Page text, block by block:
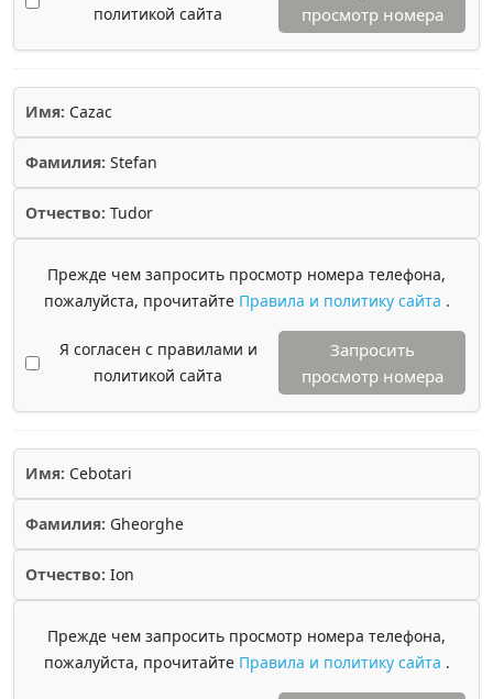
политикой сайта
просмотр номера
Имя: Cazac
Фамилия: Stefan
Отчество: Tudor
Прежде чем запросить просмотр номера телефона,
пожалуйста, прочитайте Правила и политику сайта .
Я согласен с правилами и
политикой сайта
Запросить
просмотр номера
Имя: Cebotari
Фамилия: Gheorghe
Отчество: Ion
Прежде чем запросить просмотр номера телефона,
пожалуйста, прочитайте Правила и политику сайта .